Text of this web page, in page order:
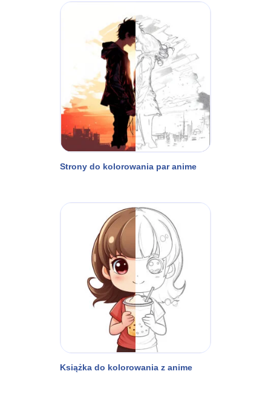
Strony do kolorowania par anime
Książka do kolorowania z anime